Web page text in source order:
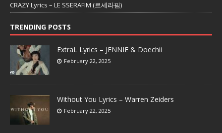
CRAZY Lyrics – LE SSERAFIM (르세라핌)
TRENDING POSTS
ExtraL Lyrics – JENNIE & Doechii
February 22, 2025
Without You Lyrics – Warren Zeiders
February 22, 2025